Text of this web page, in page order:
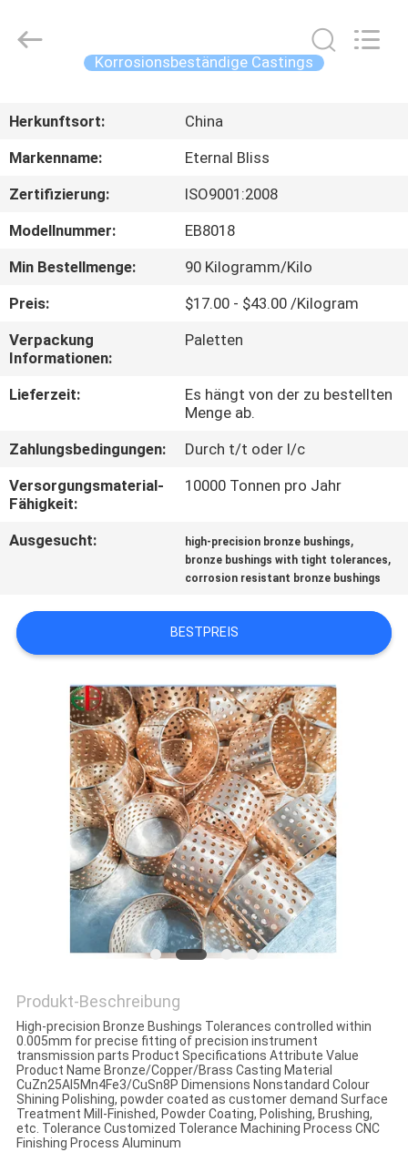
PRODUKTE
ÜBER
UNS
FABRIK-
AUSFLUG
QUALITÄTSKONTROLLE
TRETEN
SIE
IN
VERBINDUNG
NACHRICHTEN
FORDERN
ZITAT
SITEMAP
DATENSCHUTZRICHTLINIE
Forging
Co.,LTD..
Korrosionsbeständige Castings
Herkunftsort:
China
Markenname:
Eternal Bliss
Zertifizierung:
ISO9001:2008
Modellnummer:
EB8018
Min Bestellmenge:
90 Kilogramm/Kilo
Preis:
$17.00 - $43.00 /Kilogram
Verpackung
Informationen:
Paletten
Lieferzeit:
Es hängt von der zu bestellten
Menge ab.
Zahlungsbedingungen:
Durch t/t oder l/c
Versorgungsmaterial-
Fähigkeit:
10000 Tonnen pro Jahr
Ausgesucht: high-precision bronze bushings,
bronze bushings with tight tolerances,
corrosion resistant bronze bushings
BESTPREIS
Produkt-Beschreibung
High-precision Bronze Bushings Tolerances controlled within
0.005mm for precise fitting of precision instrument
transmission parts Product Specifications Attribute Value
Product Name Bronze/Copper/Brass Casting Material
CuZn25Al5Mn4Fe3/CuSn8P Dimensions Nonstandard Colour
Shining Polishing, powder coated as customer demand Surface
Treatment Mill-Finished, Powder Coating, Polishing, Brushing,
etc. Tolerance Customized Tolerance Machining Process CNC
Finishing Process Aluminum